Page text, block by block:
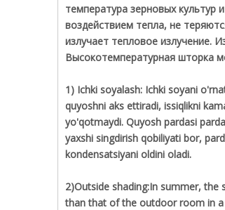
температура зерновых
воздействием тепла, не
излучает тепловое излучение.
Высокотемпературная шторка
1) Ichki soyalash: Ichki soyani
quyoshni aks ettiradi, issiqlikni
yo'qotmaydi. Quyosh pardasi
yaxshi singdirish qobiliyati bor,
kondensatsiyani oldini oladi.
2)Outside shading:In summer,
than that of the outdoor room in